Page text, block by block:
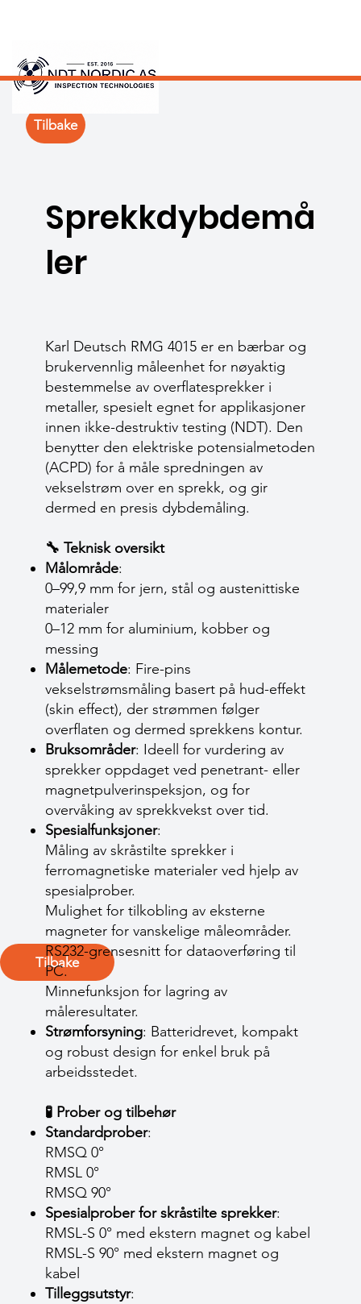
Tilbake
Sprekkdybdemå
ler
Karl Deutsch RMG 4015 er en bærbar og
brukervennlig måleenhet for nøyaktig
bestemmelse av overflatesprekker i
metaller, spesielt egnet for applikasjoner
innen ikke-destruktiv testing (NDT). Den
benytter den elektriske potensialmetoden
(ACPD) for å måle spredningen av
vekselstrøm over en sprekk, og gir
dermed en presis dybdemåling.
🔧 Teknisk oversikt
Målområde:
0–99,9 mm for jern, stål og austenittiske
materialer
0–12 mm for aluminium, kobber og
messing
Målemetode: Fire-pins
vekselstrømsmåling basert på hud-effekt
(skin effect), der strømmen følger
overflaten og dermed sprekkens kontur.
Bruksområder: Ideell for vurdering av
sprekker oppdaget ved penetrant- eller
magnetpulverinspeksjon, og for
overvåking av sprekkvekst over tid.
Spesialfunksjoner:
Måling av skråstilte sprekker i
ferromagnetiske materialer ved hjelp av
spesialprober.
Mulighet for tilkobling av eksterne
magneter for vanskelige måleområder.
RS232-grensesnitt for dataoverføring til
PC.
Minnefunksjon for lagring av
måleresultater.
Strømforsyning: Batteridrevet, kompakt
og robust design for enkel bruk på
arbeidsstedet.
🧪 Prober og tilbehør
Standardprober:
RMSQ 0°
RMSL 0°
RMSQ 90°
Spesialprober for skråstilte sprekker:
RMSL-S 0° med ekstern magnet og kabel
RMSL-S 90° med ekstern magnet og
kabel
Tilleggsutstyr:
Tilbake